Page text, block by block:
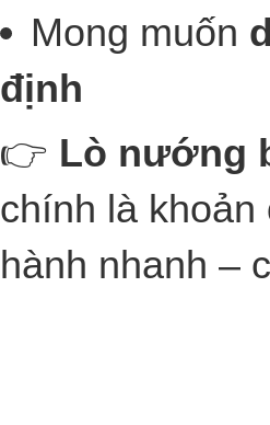
Mong muốn
định
👉 Lò nướng
chính là khoản
hành nhanh –